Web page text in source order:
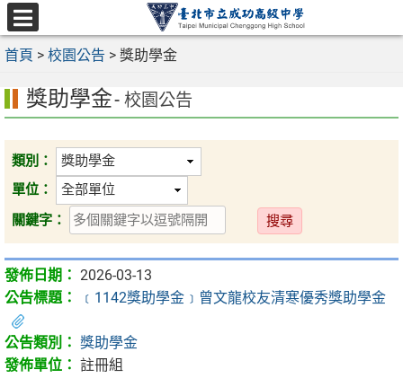
跳
至
主
容
區
選
單
首頁 > 校園公告 > 獎助學金
獎助學金- 校園公告
類別：
單位：
關鍵字：
送
出
2026-03-13
﹝1142獎助學金﹞曾文龍校友清寒優秀獎助學金
獎助學金
註冊組